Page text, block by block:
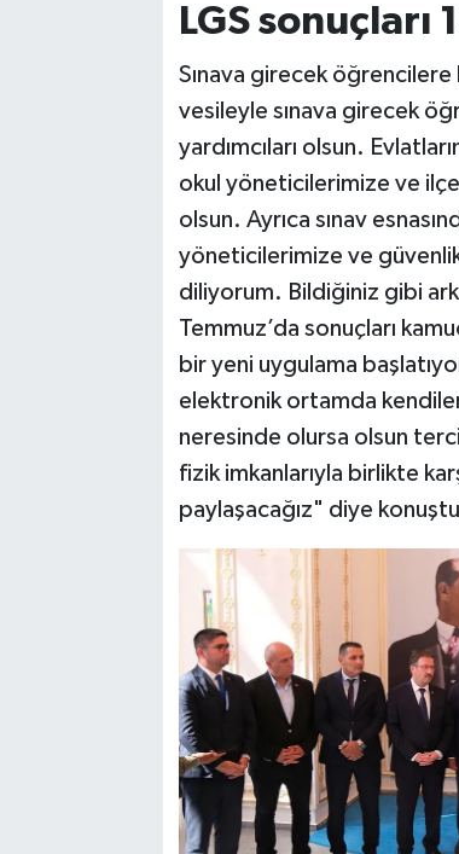
LGS sonuçları
Sınava girecek öğrencilere
vesileyle sınava girecek
yardımcıları olsun.
okul yöneticilerimize ve
olsun. Ayrıca sınav
yöneticilerimize ve
diliyorum. Bildiğiniz gibi
Temmuz’da sonuçları
bir yeni uygulama
elektronik ortamda
neresinde olursa olsun
fizik imkanlarıyla birlikte
paylaşacağız" diye